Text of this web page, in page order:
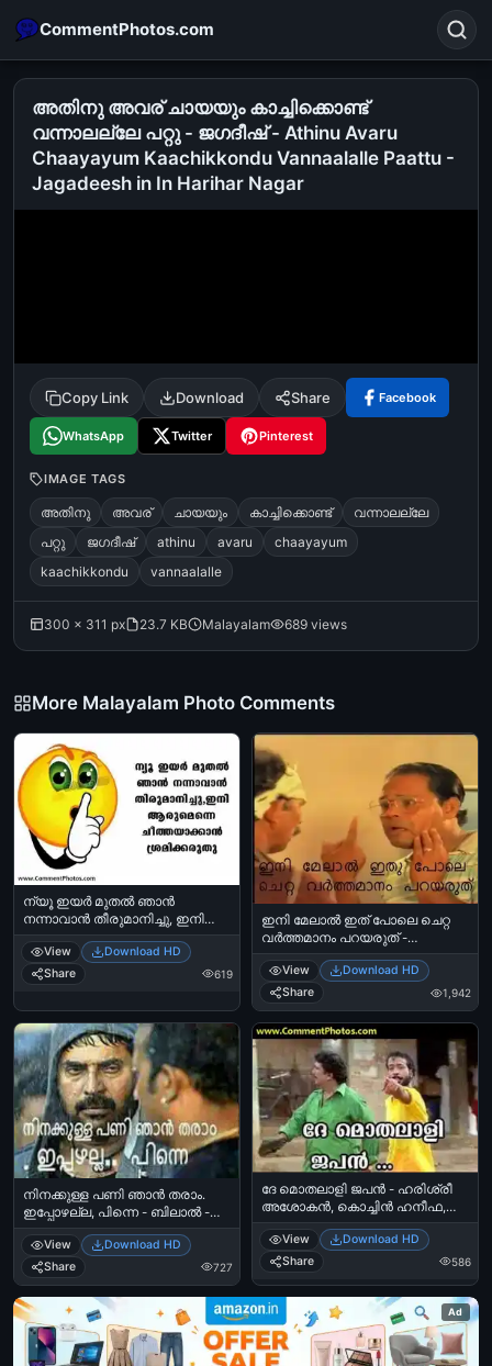
CommentPhotos.com
Search
അതിനു അവര് ചായയും കാച്ചിക്കൊണ്ട്
വന്നാലല്ലേ പറ്റു - ജഗദീഷ് - Athinu Avaru
Chaayayum Kaachikkondu Vannaalalle Paattu -
Jagadeesh in In Harihar Nagar
Copy Link Download Share Facebook
WhatsApp Twitter Pinterest
IMAGE TAGS
അതിനു അവര് ചായയും കാച്ചിക്കൊണ്ട്
വന്നാലല്ലേ
പറ്റു
ജഗദീഷ് athinu avaru
chaayayum
kaachikkondu
vannaalalle
300 × 311 px 23.7 KB Malayalam 689 views
More Malayalam Photo Comments
ന്യൂ ഇയര്‍ മുതല്‍ ഞാന്‍
നന്നാവാന്‍ തീരുമാനിച്ചു, ഇനി
ആരുമെന്നെ ചീത്തയാക്കാന്‍
ശ്രമിക്കരുത് - New Year Muthal
njaan nannaavaan
theerumaanichu. Ini aarumenne
New Year Resolution
View
Download HD
Share
619
ഇനി മേലാല്‍ ഇത് പോലെ ചെറ്റ
വര്‍ത്തമാനം പറയരുത് -
മാമുക്കോയ, ഇന്നസെന്റ് - Ini Melal
Ithupole Chetta Varthamanam
Parayaruth - Mamukkoya slaps
Innocent
View
Download HD
Share
1,942
നിനക്കുള്ള പണി ഞാന്‍ തരാം.
ഇപ്പോഴല്ല, പിന്നെ - ബിലാല്‍ -
മമ്മൂട്ടി - ബിഗ്‌ബി - Ninakkulla Pani
Njaan Tharaam. Ippozhalla, Pinne -
Bilal, Mammootti in BigB
View
Download HD
Share
727
ദേ മൊതലാളി ജപന്‍ - ഹരിശ്രീ
അശോകന്‍, കൊച്ചിന്‍ ഹനീഫ,
പഞ്ചാബിഹൗസ് - Dhe Mothalaali
Japan - Harisre Ashokan, Kochin
Haneefa in Punjabihouse
View
Download HD
Share
586
Ad